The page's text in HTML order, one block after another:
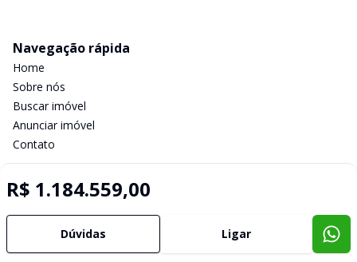
R$ 1.184.559,00
Dúvidas Ligar
Navegação rápida
Home
Sobre nós
Buscar imóvel
Anunciar imóvel
Contato
Selo de Tecnologia Loft